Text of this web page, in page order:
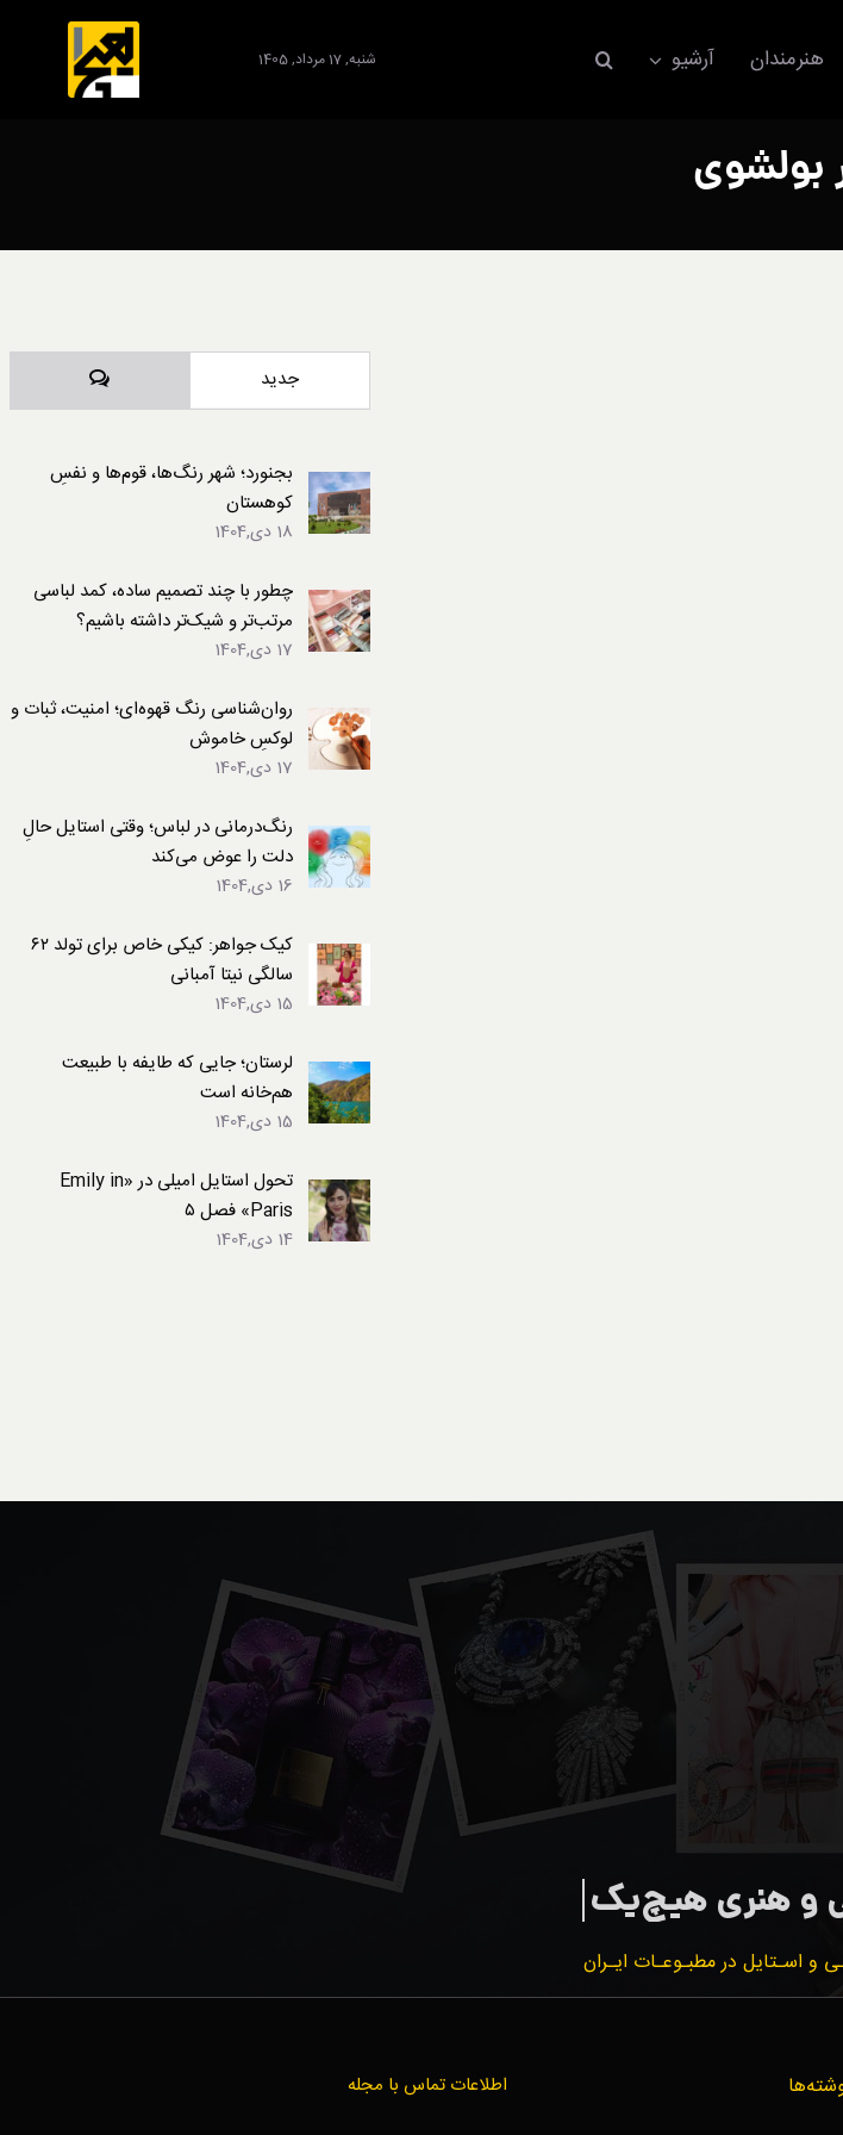
هنرمندان آرشیو شنبه, 17 مرداد, 1405
بولشوی
جدید دیدگاه‌ها
بجنورد؛ شهر رنگ‌ها، قوم‌ها و نفسِ
کوهستان
18 دی,1404
چطور با چند تصمیم ساده، کمد لباسی
مرتب‌تر و شیک‌تر داشته باشیم؟
17 دی,1404
روان‌شناسی رنگ قهوه‌ای؛ امنیت، ثبات و
لوکسِ خاموش
17 دی,1404
رنگ‌درمانی در لباس؛ وقتی استایل حالِ
دلت را عوض می‌کند
16 دی,1404
کیک جواهر: کیکی خاص برای تولد ۶۲
سالگی نیتا آمبانی
15 دی,1404
لرستان؛ جایی که طایفه با طبیعت
هم‌خانه است
15 دی,1404
تحول استایل امیلی در «Emily in
Paris» فصل ۵
14 دی,1404
و اسـتایل در مطبـوعـات ایـران
اطلاعات تماس با مجله